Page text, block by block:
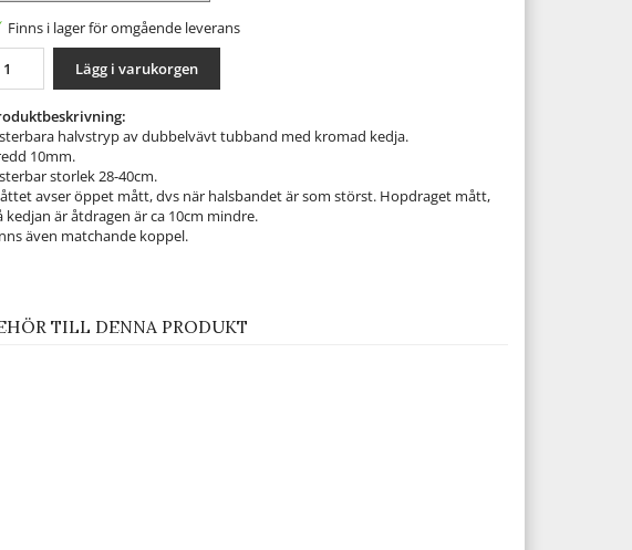
Finns i lager för omgående leverans
Lägg i varukorgen
halvstryp av dubbelvävt tubband med kromad kedja.
10mm.
storlek 28-40cm.
avser öppet mått, dvs när halsbandet är som störst. Hopdraget mått,
kedjan är åtdragen är ca 10cm mindre.
även matchande koppel.
TILL DENNA PRODUKT